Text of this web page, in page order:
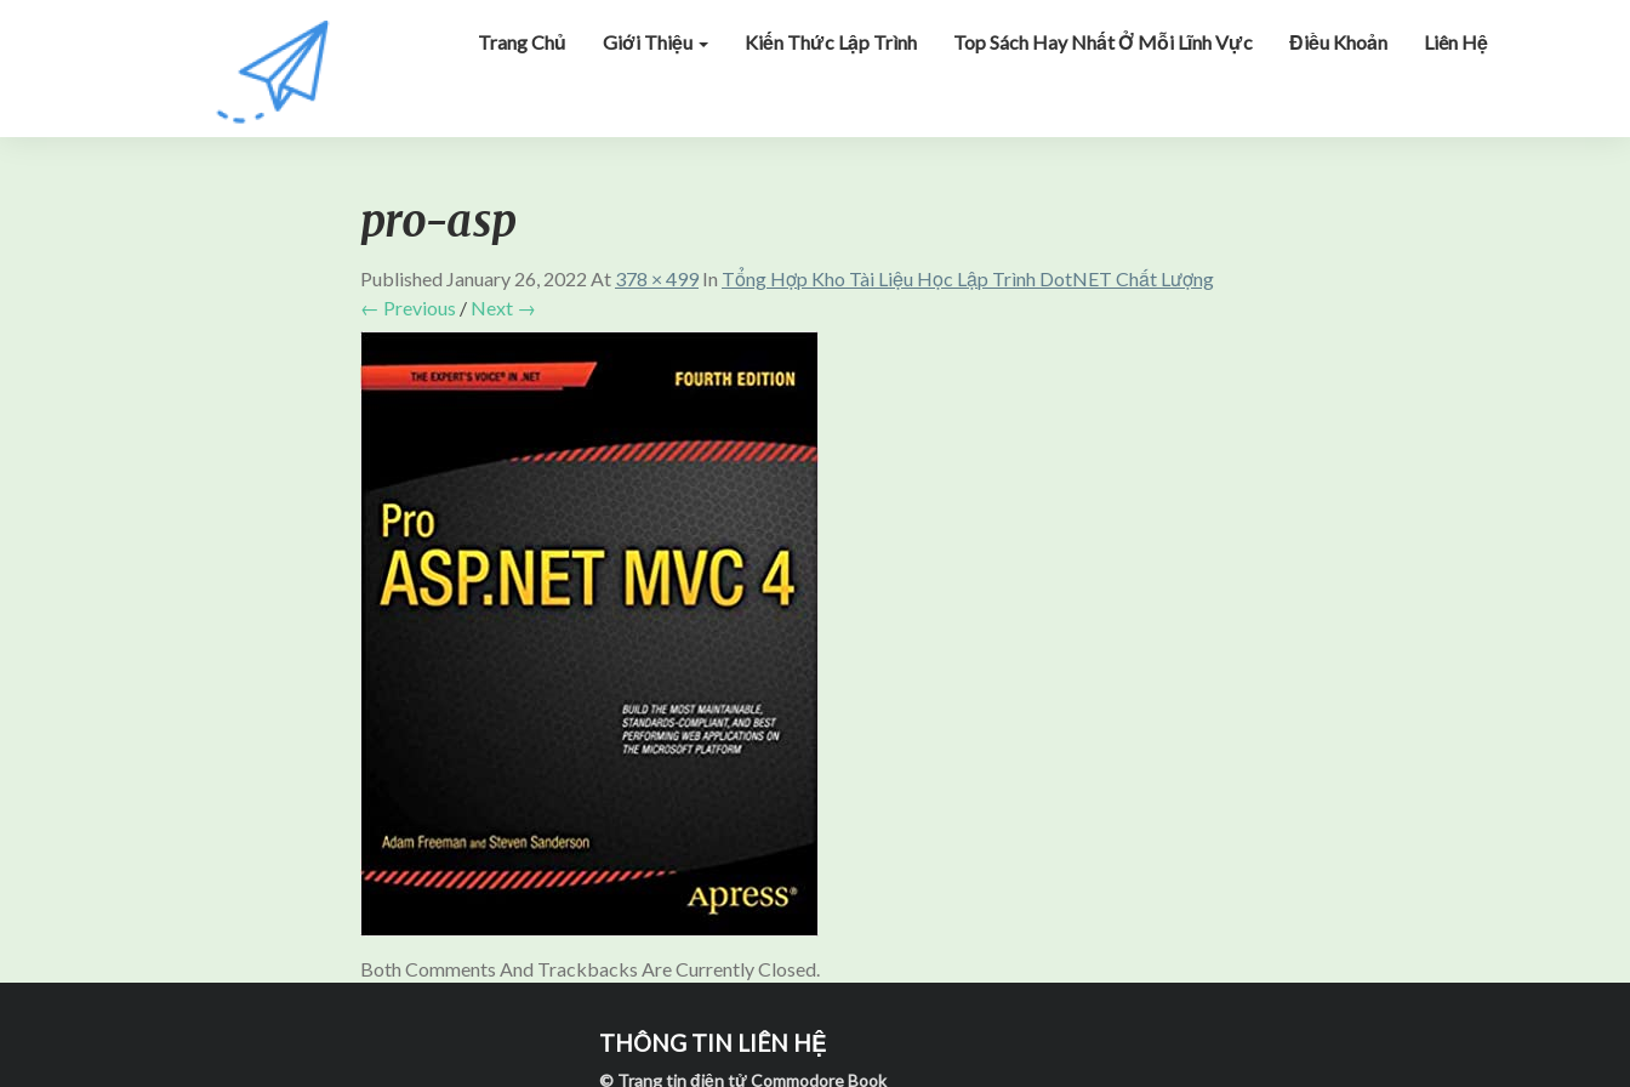
Trang Chủ Giới Thiệu Kiến Thức Lập Trình Top Sách Hay Nhất Ở Mỗi Lĩnh Vực Điều Khoản Liên Hệ
pro-asp
Published January 26, 2022 At 378 × 499 In Tổng Hợp Kho Tài Liệu Học Lập Trình DotNET Chất Lượng
← Previous / Next →
Both Comments And Trackbacks Are Currently Closed.
THÔNG TIN LIÊN HỆ
© Trang tin điện tử Commodore Book